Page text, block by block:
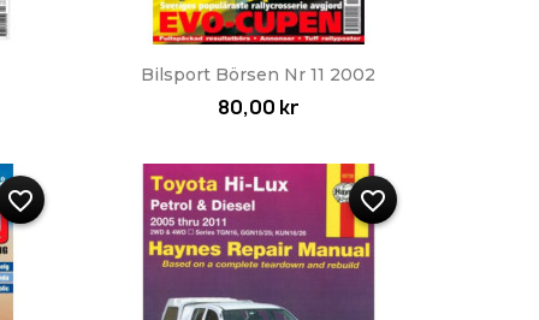
Snabbvy
Bilsport Börsen Nr 11 2002
80,00 kr
favorite_border favorite_border